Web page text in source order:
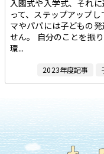
入園式や入学式、それ
って、ステップアップ
マやパパには子どもの
せん。 自分のことを振
環...
2023年度記事